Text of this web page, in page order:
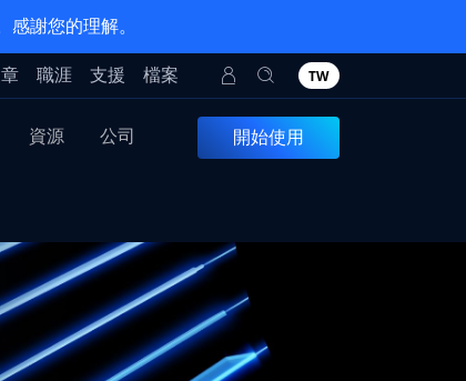
謝您的理解。
職涯 支援 檔案 TW
資源 公司 開始使用